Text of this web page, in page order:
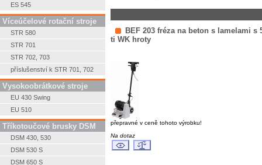
ES 545
Víceúčelové rotační stroje
STR 580
STR 701
STR 702, 703
příslušenství k STR 701, 702
Vysokoobrátkové stroje
EU 430 Swing
EU 510
Tříkotoučové brusky DSM
DSM 430, 530
DSM 530 S
DSM 650 S
BEF 203 fréza na beton s lamelami s
ti WK hroty
přepravné v ceně tohoto výrobku!
Na dotaz